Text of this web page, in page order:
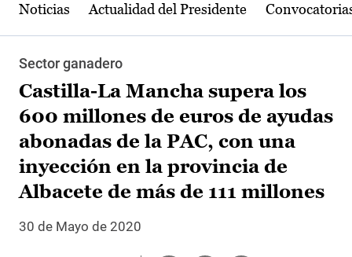
Noticias Actualidad del Presidente
Sector ganadero
Castilla-La Mancha supera los
600 millones de euros de ayudas
abonadas de la PAC, con una
inyección en la provincia de
Albacete de más de 111 millones
30 de Mayo de 2020